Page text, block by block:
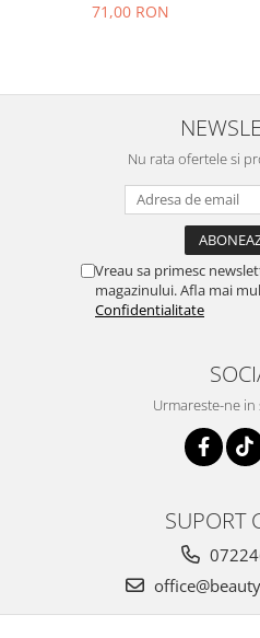
71,00 RON
Nu rata ofertele si
Vreau sa primesc
magazinului. Afla mai
Confidentialitate
Urmareste-ne in
SUPORT